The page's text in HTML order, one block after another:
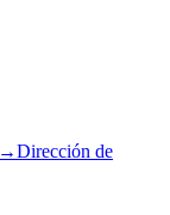
→Dirección de